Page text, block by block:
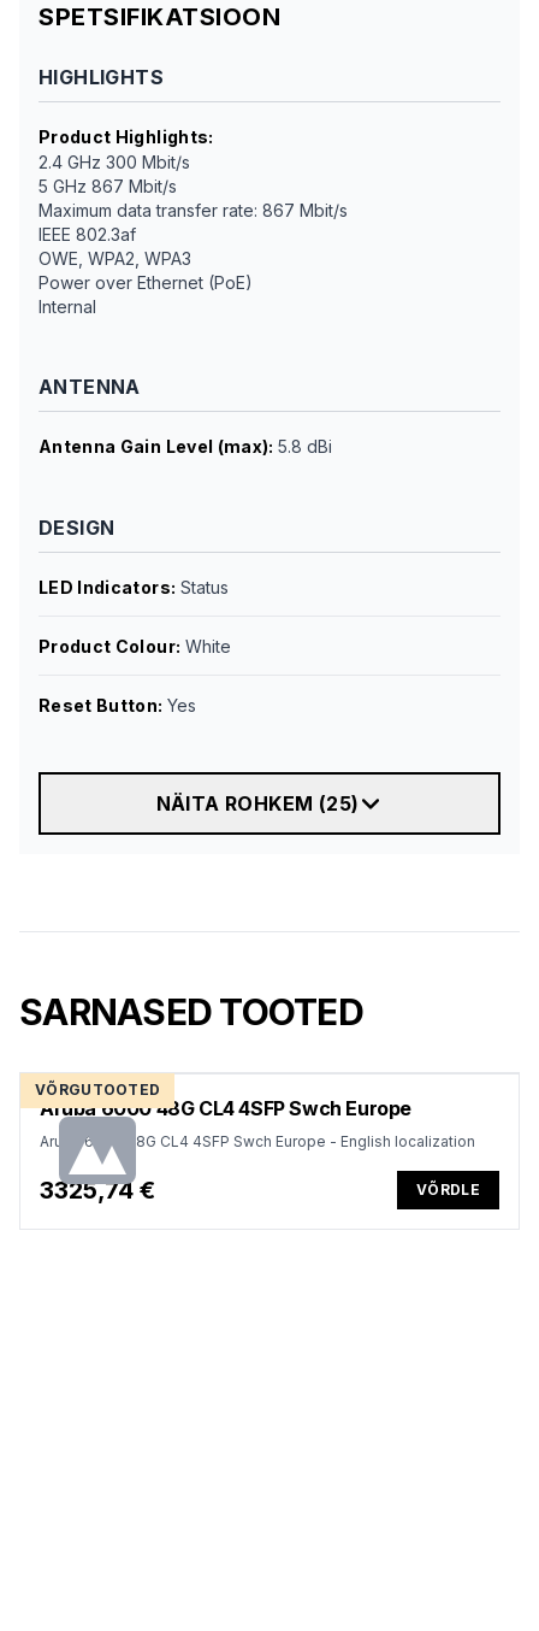
SPETSIFIKATSIOON
HIGHLIGHTS
Product Highlights:
2.4 GHz 300 Mbit/s
5 GHz 867 Mbit/s
Maximum data transfer rate: 867 Mbit/s
IEEE 802.3af
OWE, WPA2, WPA3
Power over Ethernet (PoE)
Internal
ANTENNA
Antenna Gain Level (max):5.8 dBi
DESIGN
LED Indicators: Status
Product Colour: White
Reset Button: Yes
NÄITA ROHKEM (25)
SARNASED TOOTED
VÕRGUTOOTED
Aruba 6000 48G CL4 4SFP Swch Europe
Aruba 6000 48G CL4 4SFP Swch Europe - English localization
3325,74 € VÕRDLE